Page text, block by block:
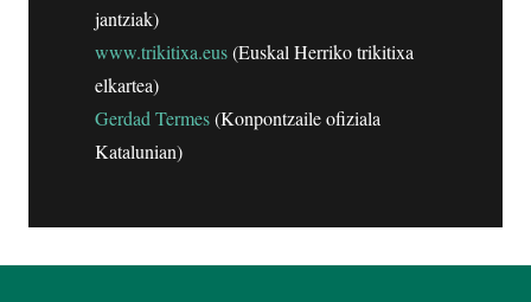
jantziak)
www.trikitixa.eus(Euskal Herriko trikitixa
elkartea)
Gerdad Termes(Konpontzaile ofiziala
Katalunian)